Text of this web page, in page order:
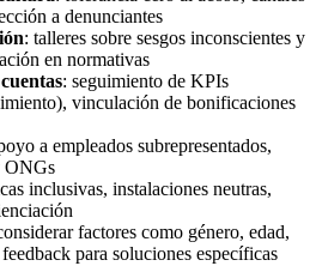
a denunciantes
: talleres sobre sesgos inconscientes y
en normativas
: seguimiento de KPIs
vinculación de bonificaciones
a empleados subrepresentados,
ONGs
inclusivas, instalaciones neutras,
factores como género, edad,
para soluciones específicas